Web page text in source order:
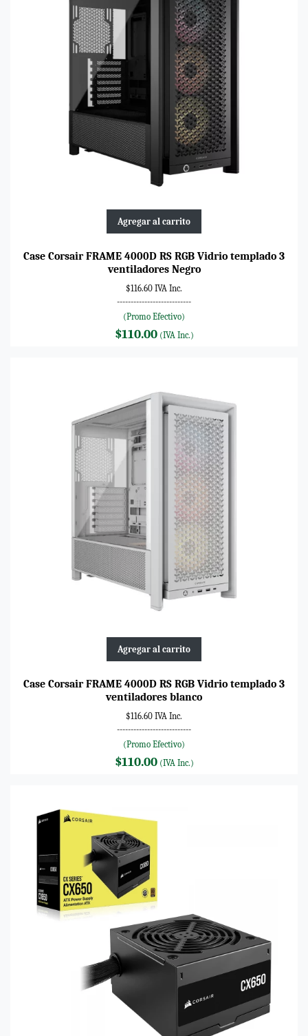
Agregar al carrito
Case Corsair FRAME 4000D RS RGB Vidrio templado 3
ventiladores Negro
$116.60 IVA Inc.
---------------------------
(Promo Efectivo)
$110.00(IVA Inc.)
Agregar al carrito
Case Corsair FRAME 4000D RS RGB Vidrio templado 3
ventiladores blanco
$116.60 IVA Inc.
---------------------------
(Promo Efectivo)
$110.00(IVA Inc.)